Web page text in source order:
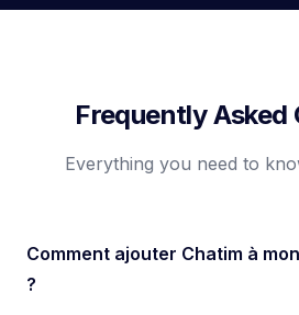
Frequently Asked
Everything you need to
Comment ajouter Chatim à
?